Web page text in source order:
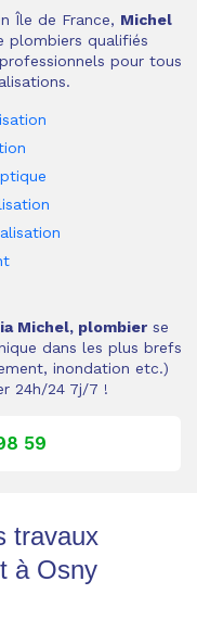
Île de France, Michel
plombiers qualifiés
pour tous
Michel, plombier se
dans les plus brefs
inondation etc.)
24h/24 7j/7 !
59
travaux
à Osny